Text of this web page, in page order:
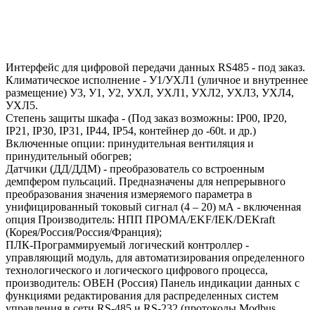
Интерфейс для цифровой передачи данных RS485 - под заказ.
Климатическое исполнение - У1/УХЛ1 (уличное и внутреннее
размещение) У3, У1, У2, УХЛ, УХЛ1, УХЛ2, УХЛ3, УХЛ4,
УХЛ5.
Степень защиты шкафа - (Под заказ возможны: IP00, IP20,
IP21, IP30, IP31, IP44, IP54, контейнер до -60t. и др.)
Включенные опции: принудительная вентиляция и
принудительный обогрев;
Датчики (ДД/ДДМ) - преобразователь со встроенным
демпфером пульсаций. Предназначены для непрерывного
преобразования значения измеряемого параметра в
унифицированный токовый сигнал (4 – 20) мА - включенная
опция Производитель: НПП ПРОМА/EKF/IEK/DEKraft
(Корея/Россия/Россия/Франция);
ПЛК-Программируемый логический контроллер -
управляющий модуль, для автоматизирования определенного
технологического и логического цифрового процесса,
производитель: ОВЕН (Россия) Панель индикации данных с
функциями редактирования для распределенных систем